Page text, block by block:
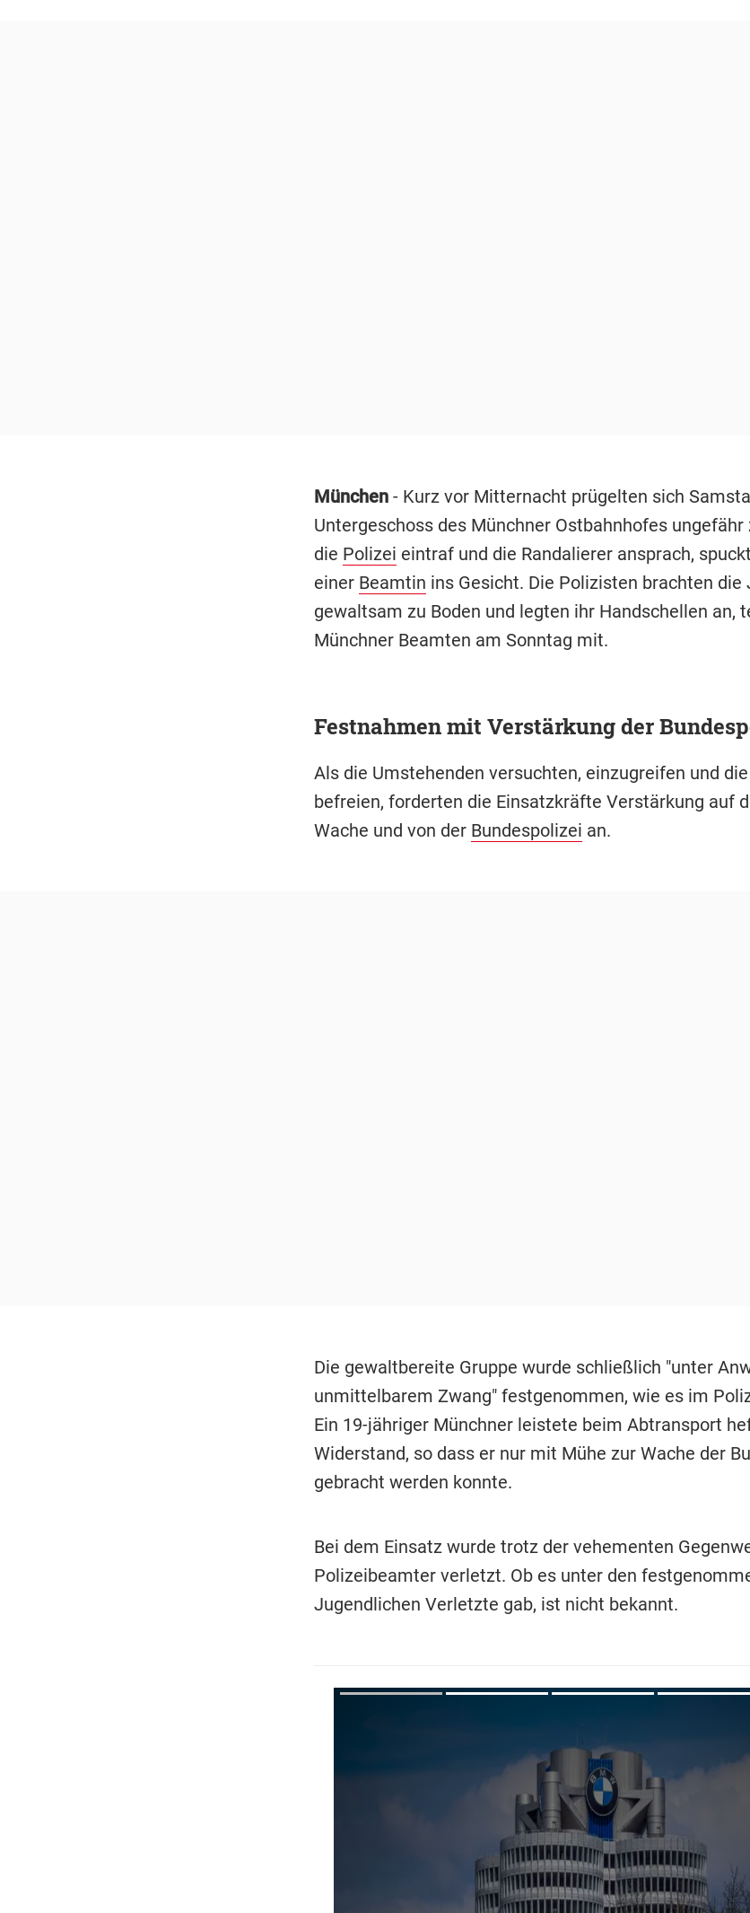
München- Kurz vor Mitternacht prügelten sich
Untergeschoss des Münchner Ostbahnhofes ungefähr
die Polizei eintraf und die Randalierer ansprach,
einer Beamtin ins Gesicht. Die Polizisten brachten die
gewaltsam zu Boden und legten ihr Handschellen an,
Münchner Beamten am Sonntag mit.
Festnahmen mit Verstärkung der
Als die Umstehenden versuchten, einzugreifen und
befreien, forderten die Einsatzkräfte Verstärkung auf
Wache und von der Bundespolizei an.
Die gewaltbereite Gruppe wurde schließlich "unter
unmittelbarem Zwang" festgenommen, wie es im
Ein 19-jähriger Münchner leistete beim Abtransport
Widerstand, so dass er nur mit Mühe zur Wache der
gebracht werden konnte.
Bei dem Einsatz wurde trotz der vehementen
Polizeibeamter verletzt. Ob es unter den
Jugendlichen Verletzte gab, ist nicht bekannt.